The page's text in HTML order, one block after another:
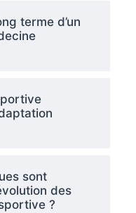
terme d’un
sont
des
?